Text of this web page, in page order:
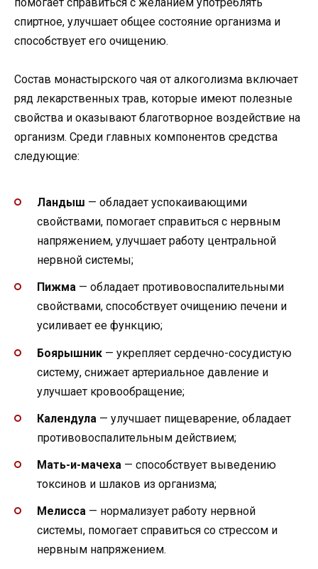
спиртное, улучшает общее состояние организма и
способствует его очищению.
Состав монастырского чая от алкоголизма включает
ряд лекарственных трав, которые имеют полезные
свойства и оказывают благотворное воздействие на
организм. Среди главных компонентов средства
следующие:
Ландыш — обладает успокаивающими
свойствами, помогает справиться с нервным
напряжением, улучшает работу центральной
нервной системы;
Пижма — обладает противовоспалительными
свойствами, способствует очищению печени и
усиливает ее функцию;
Боярышник — укрепляет сердечно-сосудистую
систему, снижает артериальное давление и
улучшает кровообращение;
Календула — улучшает пищеварение, обладает
противовоспалительным действием;
Мать-и-мачеха — способствует выведению
токсинов и шлаков из организма;
Мелисса — нормализует работу нервной
системы, помогает справиться со стрессом и
нервным напряжением.